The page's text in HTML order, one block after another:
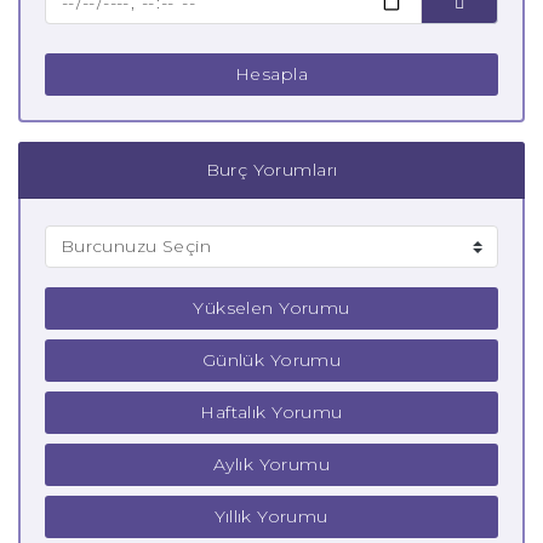
Hesapla
Burç Yorumları
Yükselen Yorumu
Günlük Yorumu
Haftalık Yorumu
Aylık Yorumu
Yıllık Yorumu